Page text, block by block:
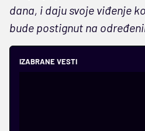
dana, i daju svoje viđenje
bude postignut na
IZABRANE VESTI